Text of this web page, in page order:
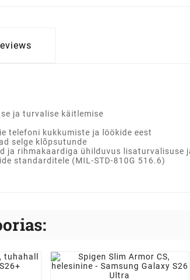
ja turvalise käitlemise
telefoni kukkumiste ja löökide eest
selge klõpsutunde
rihmakaardiga ühilduvus lisaturvalisuse
standarditele (MIL-STD-810G 516.6)